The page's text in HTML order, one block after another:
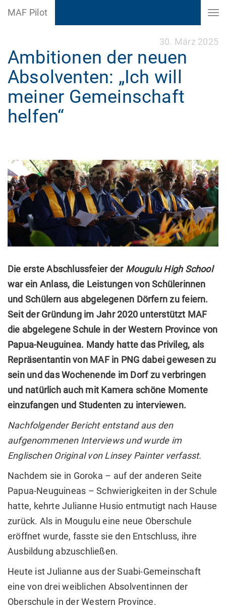
MAF Pilot
30. März 2025
Ambitionen der neuen
Absolventen: „Ich will
meiner Gemeinschaft
helfen“
Die erste Abschlussfeier der Mougulu High School
war ein Anlass, die Leistungen von Schülerinnen
und Schülern aus abgelegenen Dörfern zu feiern.
Seit der Gründung im Jahr 2020 unterstützt MAF
die abgelegene Schule in der Western Province von
Papua-Neuguinea. Mandy hatte das Privileg, als
Repräsentantin von MAF in PNG dabei gewesen zu
sein und das Wochenende im Dorf zu verbringen
und natürlich auch mit Kamera schöne Momente
einzufangen und Studenten zu interviewen.
Nachfolgender Bericht entstand aus den
aufgenommenen Interviews und wurde im
Englischen Original von Linsey Painter verfasst.
Nachdem sie in Goroka – auf der anderen Seite
Papua-Neuguineas – Schwierigkeiten in der Schule
hatte, kehrte Julianne Husio entmutigt nach Hause
zurück. Als in Mougulu eine neue Oberschule
eröffnet wurde, fasste sie den Entschluss, ihre
Ausbildung abzuschließen.
Heute ist Julianne aus der Suabi-Gemeinschaft
eine von drei weiblichen Absolventinnen der
Oberschule in der Western Province.